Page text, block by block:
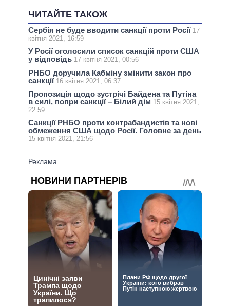
ЧИТАЙТЕ ТАКОЖ
Сербія не буде вводити санкції проти Росії 17
квітня 2021, 16:59
У Росії оголосили список санкцій проти США
у відповідь 17 квітня 2021, 00:56
РНБО доручила Кабміну змінити закон про
санкції 16 квітня 2021, 06:37
Пропозиція щодо зустрічі Байдена та Путіна
в силі, попри санкції – Білий дім 15 квітня 2021,
22:59
Санкції РНБО проти контрабандистів та нові
обмеження США щодо Росії. Головне за день
15 квітня 2021, 21:56